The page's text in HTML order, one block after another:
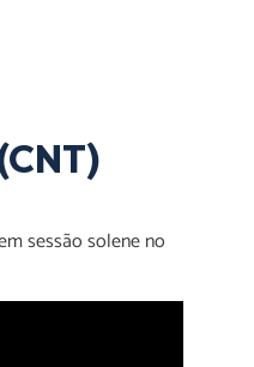
sessão solene no